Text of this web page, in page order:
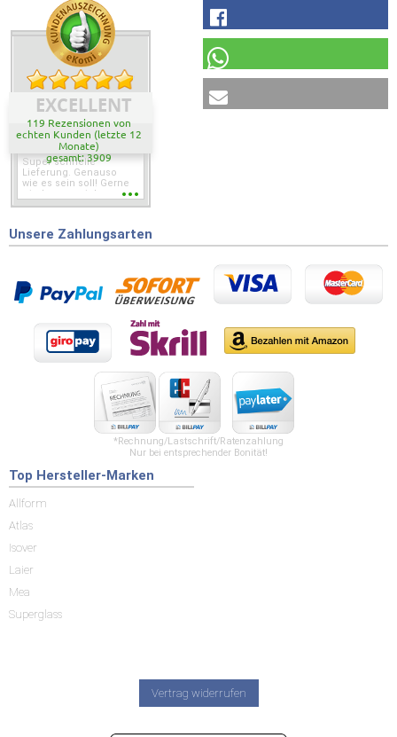
EXCELLENT
119 Rezensionen von
echten Kunden (letzte 12
Monate)
gesamt: 3909
Super schnelle
Lieferung. Genauso
wie es sein soll! Gerne
wieder wenn ich was
Unsere Zahlungsarten
*Rechnung/Lastschrift/Ratenzahlung
Nur bei entsprechender Bonität!
Top Hersteller-Marken
Allform
Atlas
Isover
Laier
Mea
Superglass
Vertrag widerrufen